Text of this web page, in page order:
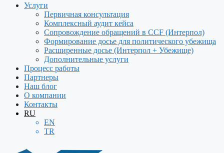
Услуги
Первичная консультация
Комплексный аудит кейса
Сопровождение обращений в CCF (Интерпол)
Формирование досье для политического убежища
Расширенные досье (Интерпол + Убежище)
Дополнительные услуги
Процесс работы
Партнеры
Наш блог
О компании
Контакты
RU
EN
TR